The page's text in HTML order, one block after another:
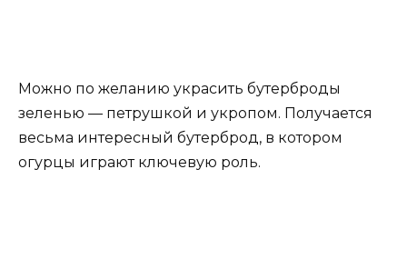
Можно по желанию украсить бутерброды
зеленью — петрушкой и укропом. Получается
весьма интересный бутерброд, в котором
огурцы играют ключевую роль.